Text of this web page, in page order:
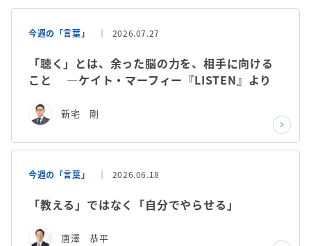
今週の「言葉」 2026.07.27
「聴く」とは、余った脳の力を、相手に向ける
こと ―ケイト・マーフィー『LISTEN』より
新宅 剛
今週の「言葉」 2026.06.18
「教える」ではなく「自分でやらせる」
唐澤 恭平